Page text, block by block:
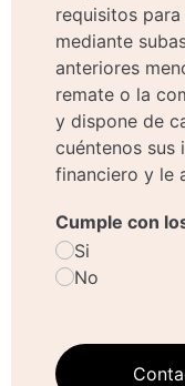
requisitos
mediante
anteriores
remate o la
y dispone de
cuéntenos sus
financiero y le
Cumple con
Si
No